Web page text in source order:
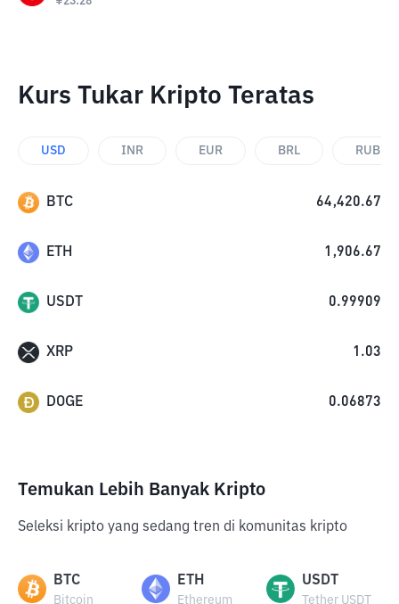
Kurs Tukar Kripto Teratas
USD INR EUR BRL RUB
BTC 64,420.67
ETH 1,906.67
USDT 0.99909
XRP 1.03
DOGE 0.06873
Temukan Lebih Banyak Kripto
Seleksi kripto yang sedang tren di komunitas kripto
BTC
Bitcoin
ETH
Ethereum
USDT
Tether USDT